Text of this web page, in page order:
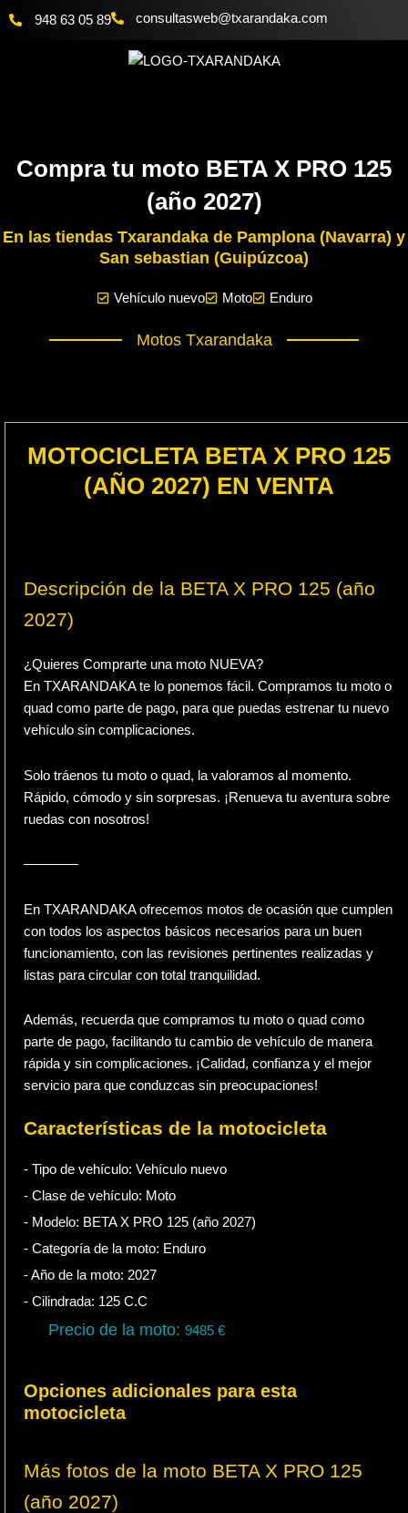
948 63 05 89 moc.akadnaraxt
@bewsatlusnoc
Compra tu moto BETA X PRO 125
(año 2027)
En las tiendas Txarandaka de Pamplona (Navarra) y
San sebastian (Guipúzcoa)
Vehículo nuevo Moto Enduro
Motos Txarandaka
MOTOCICLETA BETA X PRO 125
(AÑO 2027) EN VENTA
Descripción de la BETA X PRO 125 (año
2027)
¿Quieres Comprarte una moto NUEVA?
En TXARANDAKA te lo ponemos fácil. Compramos tu moto o
quad como parte de pago, para que puedas estrenar tu nuevo
vehículo sin complicaciones.
Solo tráenos tu moto o quad, la valoramos al momento.
Rápido, cómodo y sin sorpresas. ¡Renueva tu aventura sobre
ruedas con nosotros!
————
En TXARANDAKA ofrecemos motos de ocasión que cumplen
con todos los aspectos básicos necesarios para un buen
funcionamiento, con las revisiones pertinentes realizadas y
listas para circular con total tranquilidad.
Además, recuerda que compramos tu moto o quad como
parte de pago, facilitando tu cambio de vehículo de manera
rápida y sin complicaciones. ¡Calidad, confianza y el mejor
servicio para que conduzcas sin preocupaciones!
Características de la motocicleta
- Tipo de vehículo: Vehículo nuevo
- Clase de vehículo: Moto
- Modelo: BETA X PRO 125 (año 2027)
- Categoría de la moto: Enduro
- Año de la moto: 2027
- Cilindrada: 125 C.C
Precio de la moto: 9485€
Opciones adicionales para esta
motocicleta
Más fotos de la moto BETA X PRO 125
(año 2027)